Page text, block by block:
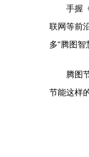
手握
联网等前
多“腾图智
腾图
节能这样